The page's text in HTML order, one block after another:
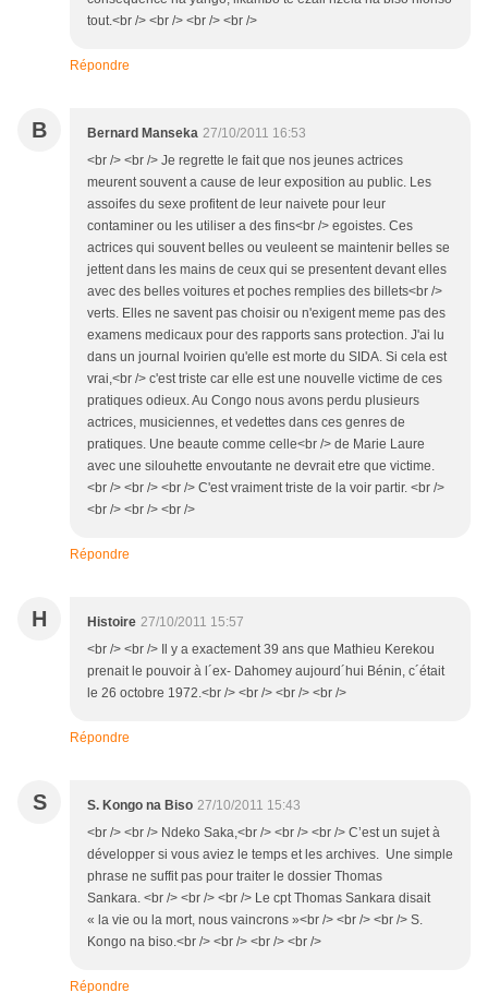
tout.<br /> <br /> <br /> <br />
Répondre
B Bernard Manseka 27/10/2011 16:53
<br /> <br /> Je regrette le fait que nos jeunes actrices
meurent souvent a cause de leur exposition au public. Les
assoifes du sexe profitent de leur naivete pour leur
contaminer ou les utiliser a des fins<br /> egoistes. Ces
actrices qui souvent belles ou veuleent se maintenir belles se
jettent dans les mains de ceux qui se presentent devant elles
avec des belles voitures et poches remplies des billets<br />
verts. Elles ne savent pas choisir ou n'exigent meme pas des
examens medicaux pour des rapports sans protection. J'ai lu
dans un journal Ivoirien qu'elle est morte du SIDA. Si cela est
vrai,<br /> c'est triste car elle est une nouvelle victime de ces
pratiques odieux. Au Congo nous avons perdu plusieurs
actrices, musiciennes, et vedettes dans ces genres de
pratiques. Une beaute comme celle<br /> de Marie Laure
avec une silouhette envoutante ne devrait etre que victime.
<br /> <br /> <br /> C'est vraiment triste de la voir partir. <br />
<br /> <br /> <br />
Répondre
H Histoire 27/10/2011 15:57
<br /> <br /> Il y a exactement 39 ans que Mathieu Kerekou
prenait le pouvoir à l´ex- Dahomey aujourd´hui Bénin, c´était
le 26 octobre 1972.<br /> <br /> <br /> <br />
Répondre
S S. Kongo na Biso 27/10/2011 15:43
<br /> <br /> Ndeko Saka,<br /> <br /> <br /> C’est un sujet à
développer si vous aviez le temps et les archives. Une simple
phrase ne suffit pas pour traiter le dossier Thomas
Sankara. <br /> <br /> <br /> Le cpt Thomas Sankara disait
« la vie ou la mort, nous vaincrons »<br /> <br /> <br /> S.
Kongo na biso.<br /> <br /> <br /> <br />
Répondre